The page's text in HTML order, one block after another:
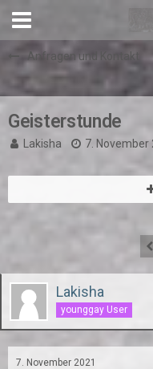
Anfragen und Kontakt
Geisterstunde
Lakisha 7. November
Lakisha
younggay User
7. November 2021